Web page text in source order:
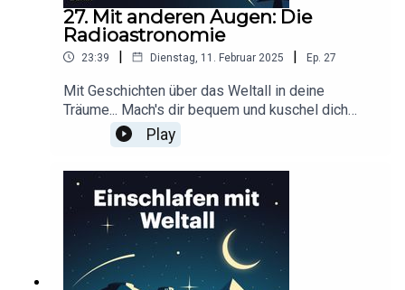
27. Mit anderen Augen: Die
Radioastronomie
23:39 | Dienstag, 11. Februar 2025 | Ep. 27
Mit Geschichten über das Weltall in deine
Träume... Mach's dir bequem und kuschel dich
ein!Dieser Podcast wird durch Werbung
finanziert. Infos und Angebote unserer
Werbepartner:
https://linktr.ee/EinschlafenMitPodcastProduzier
t von Anna Germek für Schønlein MediaIn
Kooperation mit der Stiftung Planetarium
BerlinRedaktion: Dr. Felix Lühning, Dr. Monika
Staesche, Ghazal WeberStimme: Dr. Monika
StaescheCover-Artwork von Amadeus E. Fronk
Play